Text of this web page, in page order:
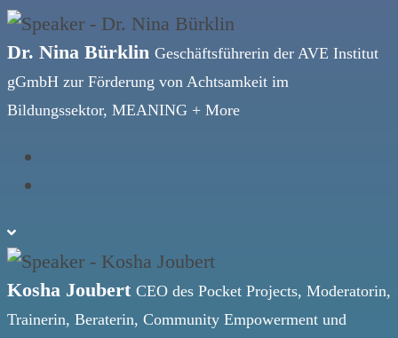
Dr. Nina Bürklin Geschäftsführerin der AVE Institut
gGmbH zur Förderung von Achtsamkeit im
Bildungssektor, MEANING + More
Kosha Joubert CEO des Pocket Projects, Moderatorin,
Trainerin, Beraterin, Community Empowerment und